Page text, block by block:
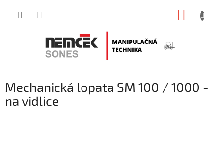
Mechanická lopata SM 100 / 1000 -
na vidlice